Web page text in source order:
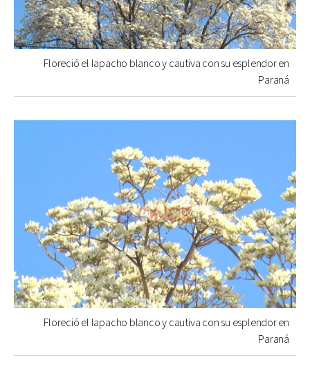
Floreció el lapacho blanco y cautiva con su esplendor en
Paraná
Floreció el lapacho blanco y cautiva con su esplendor en
Paraná